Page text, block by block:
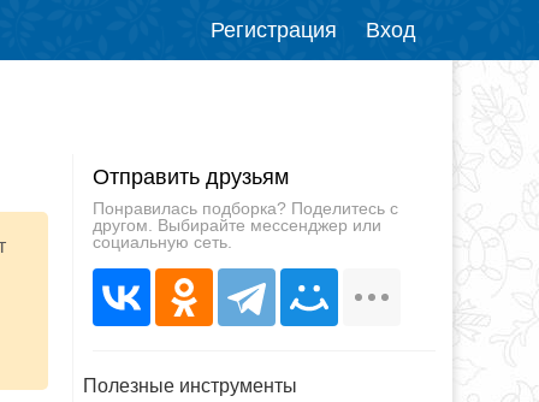
Регистрация Вход
Отправить друзьям
Понравилась подборка? Поделитесь с
другом. Выбирайте мессенджер или
социальную сеть.
Полезные инструменты